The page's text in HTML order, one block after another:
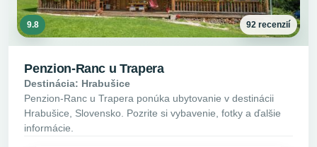
9.8 92 recenzií
Penzion-Ranc u Trapera
Destinácia: Hrabušice
Penzion-Ranc u Trapera ponúka ubytovanie v destinácii
Hrabušice, Slovensko. Pozrite si vybavenie, fotky a ďalšie
informácie.